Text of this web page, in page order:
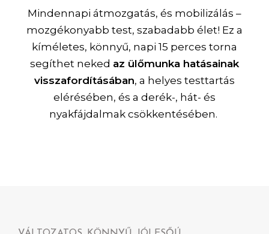
Mindennapi átmozgatás, és mobilizálás –
mozgékonyabb test, szabadabb élet! Ez a
kíméletes, könnyű, napi 15 perces torna
segíthet neked az ülőmunka hatásainak
visszafordításában, a helyes testtartás
elérésében, és a derék-, hát- és
nyakfájdalmak csökkentésében.